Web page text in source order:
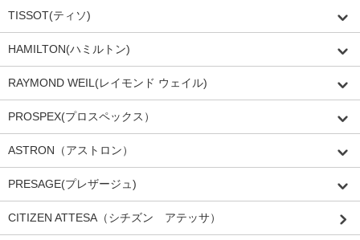
TISSOT(ティソ)
HAMILTON(ハミルトン)
RAYMOND WEIL(レイモンド ウェイル)
PROSPEX(プロスペックス）
ASTRON（アストロン）
PRESAGE(プレザージュ)
CITIZEN ATTESA（シチズン アテッサ）